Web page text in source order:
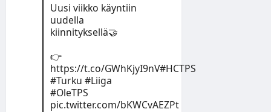
Uusi viikko käyntiin
uudella
kiinnityksellä🤝
👉
https://t.co/GWhKjyI9nV#HCTPS
#Turku #Liiga
#OleTPS
pic.twitter.com/bKWCvAEZPt